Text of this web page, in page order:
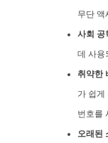
무단 액
사회 공
데 사용
취약한
가 쉽게
번호를
오래된